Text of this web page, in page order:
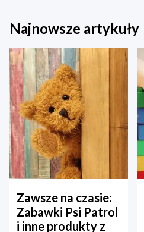
Najnowsze artykuły
Zawsze na czasie:
Zabawki Psi Patrol
i inne produkty z